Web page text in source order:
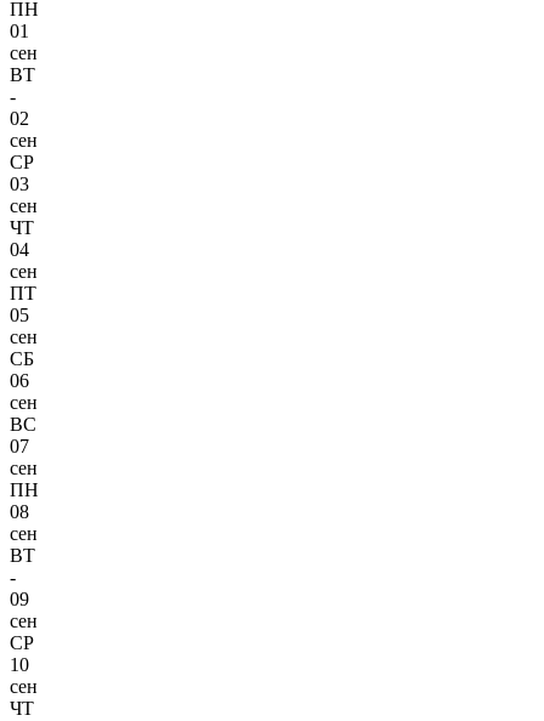
ПН
01
сен
ВТ
-
02
сен
СР
03
сен
ЧТ
04
сен
ПТ
05
сен
СБ
06
сен
ВС
07
сен
ПН
08
сен
ВТ
-
09
сен
СР
10
сен
ЧТ